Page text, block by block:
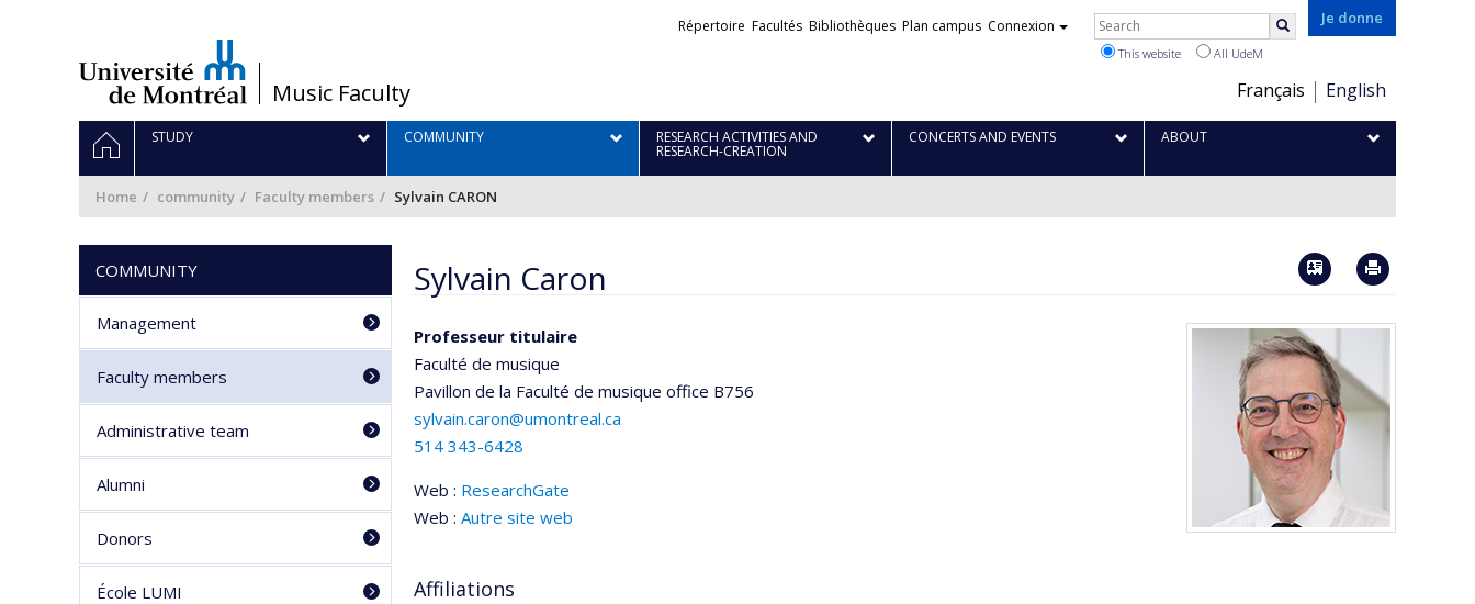
/Music Faculty
Je donne
Choix
de
langue
Français English
Liens
Répertoire Facultés Bibliothèques Plan campus Connexion Rechercher
This website All UdeM
Navigation
principale
HOMESTUDY COMMUNITY RESEARCH ACTIVITIES AND
RESEARCH-CREATION
CONCERTS AND EVENTS ABOUT
Home community Faculty members Sylvain CARON
Sylvain Caron Vcard
Professeur titulaire
Faculté de musique
Pavillon de la Faculté de musique office B756
sylvain.caron@umontreal.ca
514 343-6428
Web : ResearchGate
Web : Autre site web
Affiliations
COMMUNITY
Management
Faculty members
Administrative team
Alumni
Donors
École LUMI